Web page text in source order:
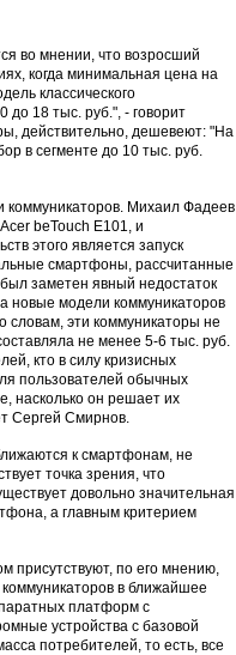
во мнении, что возросший
когда минимальная цена на
классического
до 18 тыс. руб.", - говорит
действительно, дешевеют: "На
в сегменте до 10 тыс. руб.
коммуникаторов. Михаил Фадеев
beTouch E101, и
этого является запуск
смартфоны, рассчитанные
заметен явный недостаток
новые модели коммуникаторов
словам, эти коммуникаторы не
не менее 5-6 тыс. руб.
кто в силу кризисных
пользователей обычных
насколько он решает их
Сергей Смирнов.
к смартфонам, не
точка зрения, что
довольно значительная
а главным критерием
присутствуют, по его мнению,
в ближайшее
платформ с
устройства с базовой
потребителей, то есть, все